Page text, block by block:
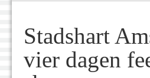
Stadshart
vier dagen